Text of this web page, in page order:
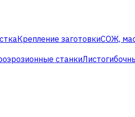
Крепление заготовкиСОЖ,
станки